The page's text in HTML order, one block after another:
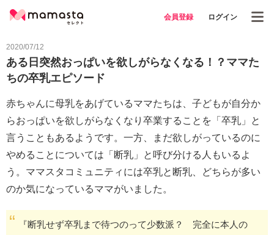
会員登録 ログイン
2020/07/12
ある日突然おっぱいを欲しがらなくなる！？ママた
ちの卒乳エピソード
赤ちゃんに母乳をあげているママたちは、子どもが自分か
らおっぱいを欲しがらなくなり卒業することを「卒乳」と
言うこともあるようです。一方、まだ欲しがっているのに
やめることについては「断乳」と呼び分ける人もいるよ
う。ママスタコミュニティには卒乳と断乳、どちらが多い
のか気になっているママがいました。
『断乳せず卒乳まで待つのって少数派？ 完全に本人の